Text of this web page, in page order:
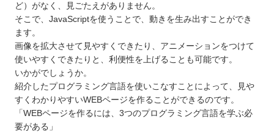
ど）がなく、見ごたえがありません。
そこで、JavaScriptを使うことで、動きを生み出すことができ
ます。
画像を拡大させて見やすくできたり、アニメーションをつけて
使いやすくできたりと、利便性を上げることも可能です。
いかがでしょうか。
紹介したプログラミング言語を使いこなすことによって、見や
すくわかりやすいWEBページを作ることができるのです。
「WEBページを作るには、3つのプログラミング言語を学ぶ必
要がある」